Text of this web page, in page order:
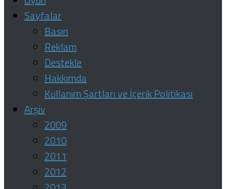
Sayfalar
Basın
Reklam
Destekle
Hakkımda
Kullanım Şartları ve İçerik Politikası
Arşiv
2009
2010
2011
2012